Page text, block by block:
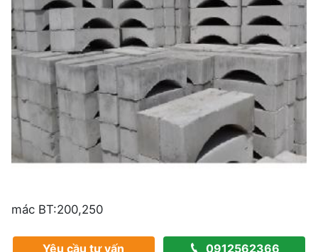
mác BT:200,250
Yêu cầu tư vấn 0912562366